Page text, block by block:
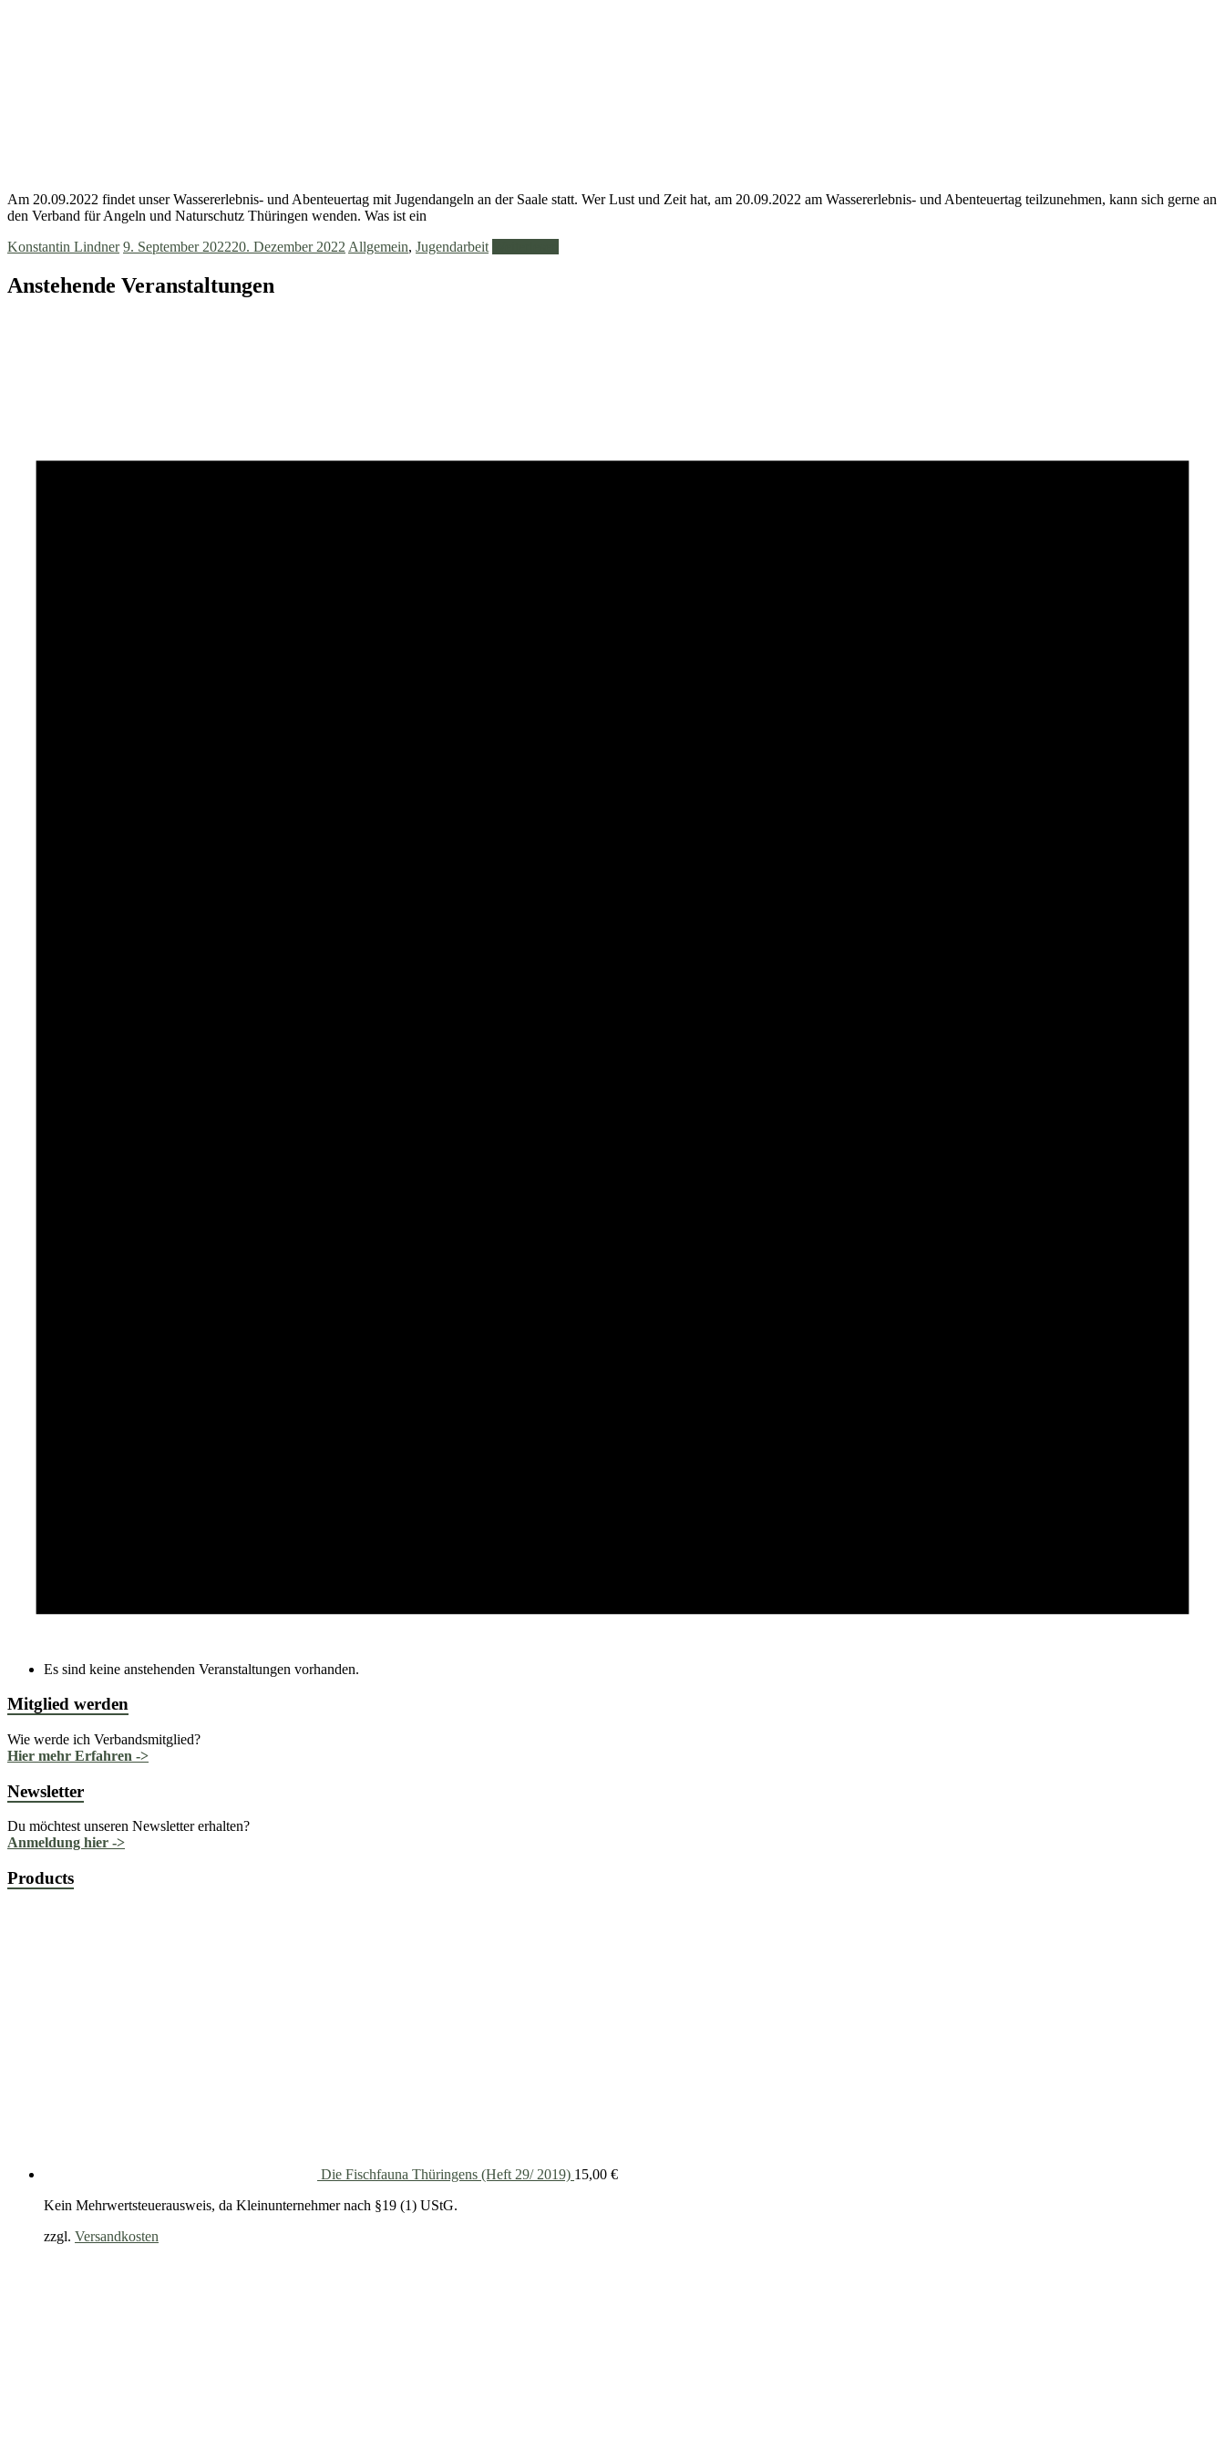
Am 20.09.2022 findet unser Wassererlebnis- und Abenteuertag mit Jugendangeln an der Saale statt. Wer Lust und Zeit hat, am 20.09.2022 am Wassererlebnis- und Abenteuertag teilzunehmen, kann sich gerne an
den Verband für Angeln und Naturschutz Thüringen wenden. Was ist ein
Konstantin Lindner 9. September 202220. Dezember 2022 Allgemein, Jugendarbeit
Anstehende Veranstaltungen
Es sind keine anstehenden Veranstaltungen vorhanden.
Mitglied werden
Wie werde ich Verbandsmitglied?
Hier mehr Erfahren ->
Newsletter
Du möchtest unseren Newsletter erhalten?
Anmeldung hier ->
Products
Die Fischfauna Thüringens (Heft 29/ 2019) 15,00 €
Kein Mehrwertsteuerausweis, da Kleinunternehmer nach §19 (1) UStG.
zzgl. Versandkosten